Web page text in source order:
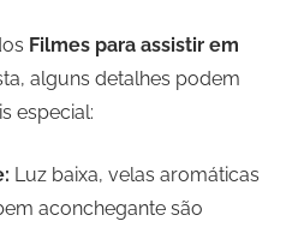
Filmes para assistir em
alguns detalhes podem
especial:
Luz baixa, velas aromáticas
aconchegante são